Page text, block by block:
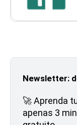
Newsletter:
🚀 Aprenda
apenas 3